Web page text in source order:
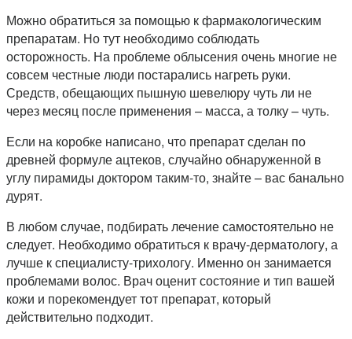
Можно обратиться за помощью к фармакологическим
препаратам. Но тут необходимо соблюдать
осторожность. На проблеме облысения очень многие не
совсем честные люди постарались нагреть руки.
Средств, обещающих пышную шевелюру чуть ли не
через месяц после применения – масса, а толку – чуть.
Если на коробке написано, что препарат сделан по
древней формуле ацтеков, случайно обнаруженной в
углу пирамиды доктором таким-то, знайте – вас банально
дурят.
В любом случае, подбирать лечение самостоятельно не
следует. Необходимо обратиться к врачу-дерматологу, а
лучше к специалисту-трихологу. Именно он занимается
проблемами волос. Врач оценит состояние и тип вашей
кожи и порекомендует тот препарат, который
действительно подходит.